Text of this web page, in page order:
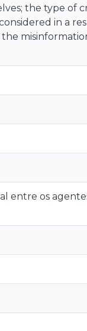
the type of
in a
the
entre os